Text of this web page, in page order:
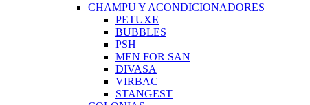
CHAMPU Y ACONDICIONADORES
PETUXE
BUBBLES
PSH
MEN FOR SAN
DIVASA
VIRBAC
STANGEST